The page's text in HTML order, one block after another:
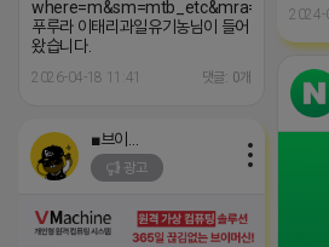
푸루라 이태리과일유기농님이 들어
왔습니다.
2026-04-18 11:41 댓글: 0개
2024-
광고